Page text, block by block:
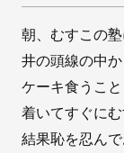
朝、むすこの
井の頭線の中
ケーキ食うこ
着いてすぐに
結果恥を忍ん